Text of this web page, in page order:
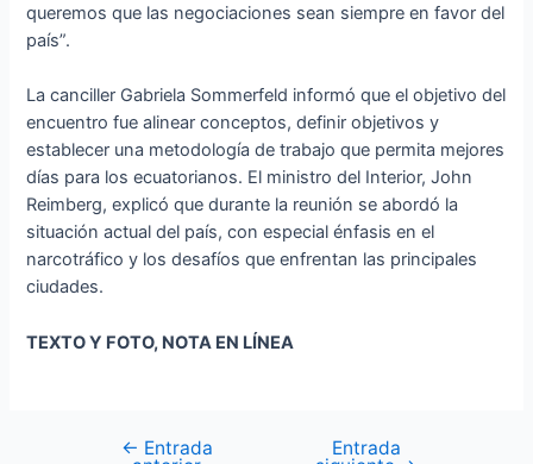
queremos que las negociaciones sean siempre en favor del
país”.
La canciller Gabriela Sommerfeld informó que el objetivo del
encuentro fue alinear conceptos, definir objetivos y
establecer una metodología de trabajo que permita mejores
días para los ecuatorianos. El ministro del Interior, John
Reimberg, explicó que durante la reunión se abordó la
situación actual del país, con especial énfasis en el
narcotráfico y los desafíos que enfrentan las principales
ciudades.
TEXTO Y FOTO, NOTA EN LÍNEA
← Entrada Entrada